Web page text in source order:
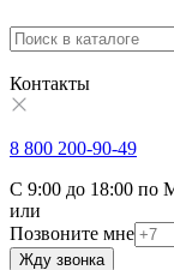
Контакты
8 800 200-90-49
С 9:00 до 18:00 по
или
Позвоните мне
Жду звонка